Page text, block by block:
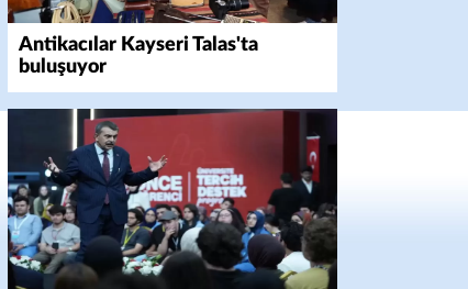
Antikacılar Kayseri Talas'ta
buluşuyor